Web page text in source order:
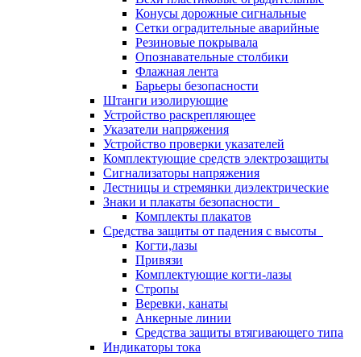
Конусы дорожные сигнальные
Сетки оградительные аварийные
Резиновые покрывала
Опознавательные столбики
Флажная лента
Барьеры безопасности
Штанги изолирующие
Устройство раскрепляющее
Указатели напряжения
Устройство проверки указателей
Комплектующие средств электрозащиты
Сигнализаторы напряжения
Лестницы и стремянки диэлектрические
Знаки и плакаты безопасности
Комплекты плакатов
Средства защиты от падения с высоты
Когти,лазы
Привязи
Комплектующие когти-лазы
Стропы
Веревки, канаты
Анкерные линии
Средства защиты втягивающего типа
Индикаторы тока